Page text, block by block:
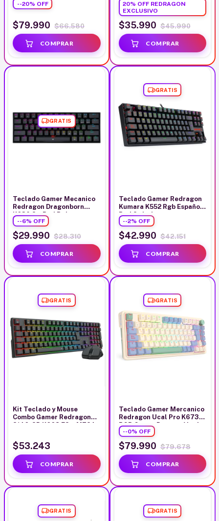
--20% OFF
$79.990 $66.580
M724+H211+P016)
20% OFF REDRAGON
EXCLUSIVO
$35.990 $45.990
GRATIS
Teclado Gamer Mecanico
Redragon Dragonborn
K630 Sw Red Rgb
--6% OFF
$29.990 $28.310
GRATIS
Teclado Gamer Redragon
Kumara K552 Rgb Español
Red Switches
--2% OFF
$42.990 $42.151
GRATIS
Kit Teclado y Mouse
Combo Gamer Redragon
S146-SP K668 FS + M724
$53.243
GRATIS
Teclado Gamer Mercanico
Redragon Ucal Pro K673
RGB Crema Purpura Verde
--0% OFF
$79.990 $79.678
GRATIS GRATIS